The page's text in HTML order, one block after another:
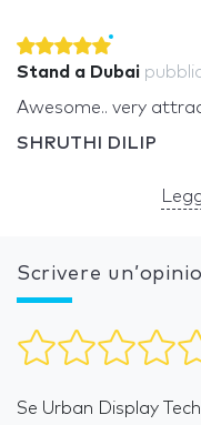
Stand a Dubai
Awesome.. very
SHRUTHI DILIP
Scrivere
Se Urban Display